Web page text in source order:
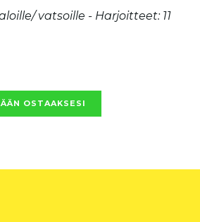
vatsoille - Harjoitteet: 11
OSTAAKSESI